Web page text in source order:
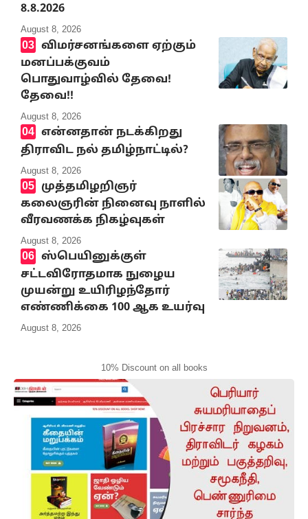
8.8.2026
August 8, 2026
விமர்சனங்களை ஏற்கும்
மனப்பக்குவம்
பொதுவாழ்வில் தேவை!
தேவை!!
August 8, 2026
என்னதான் நடக்கிறது
திராவிட நல் தமிழ்நாட்டில்?
August 8, 2026
முத்தமிழறிஞர்
கலைஞரின் நினைவு நாளில்
வீரவணக்க நிகழ்வுகள்
August 8, 2026
ஸ்பெயினுக்குள்
சட்டவிரோதமாக நுழைய
முயன்று உயிரிழந்தோர்
எண்ணிக்கை 100 ஆக உயர்வு
August 8, 2026
10% Discount on all books